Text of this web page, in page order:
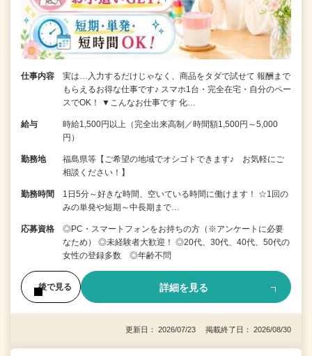
仕事内容
実は…入力するだけじゃなく、商品をタダで試せて 報酬まで
もらえるお得な仕事です♪ スマホ1台・完全在宅・自分のペー
スでOK！ ▼こんなお仕事です 化…
給与
時給1,500円以上（完全出来高制／時間額1,500円～5,000
円）
勤務地
福島県等【ご希望の地域でオシゴトできます♪ お気軽にご
相談ください！】
勤務時間
1日5分～好きな時間、空いている時間に働けます！ ☆1回の
みの単発や短期～中長期まで…
応募資格
◎PC・スマートフォンをお持ちの方（※アンケートに必要
なため） ◎未経験者大歓迎！ ◎20代、30代、40代、50代の
女性の登録多数 ◎年齢不問
後で見る 詳細を見る
更新日： 2026/07/23 掲載終了日： 2026/08/30